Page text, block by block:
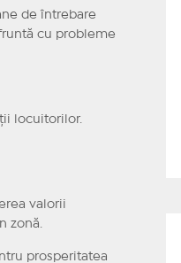
de întrebare
cu probleme
locuitorilor.
valorii
zonă.
prosperitatea